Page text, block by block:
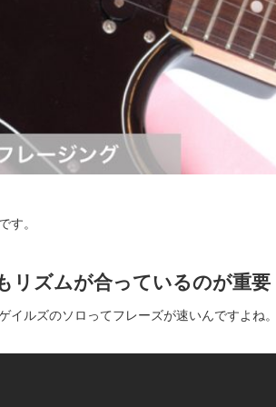
す。
リズムが合っているのが重要
イルズのソロってフレーズが速いんですよね